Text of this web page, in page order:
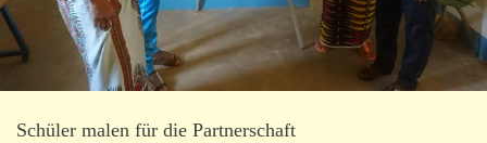
Schüler malen für die Partnerschaft